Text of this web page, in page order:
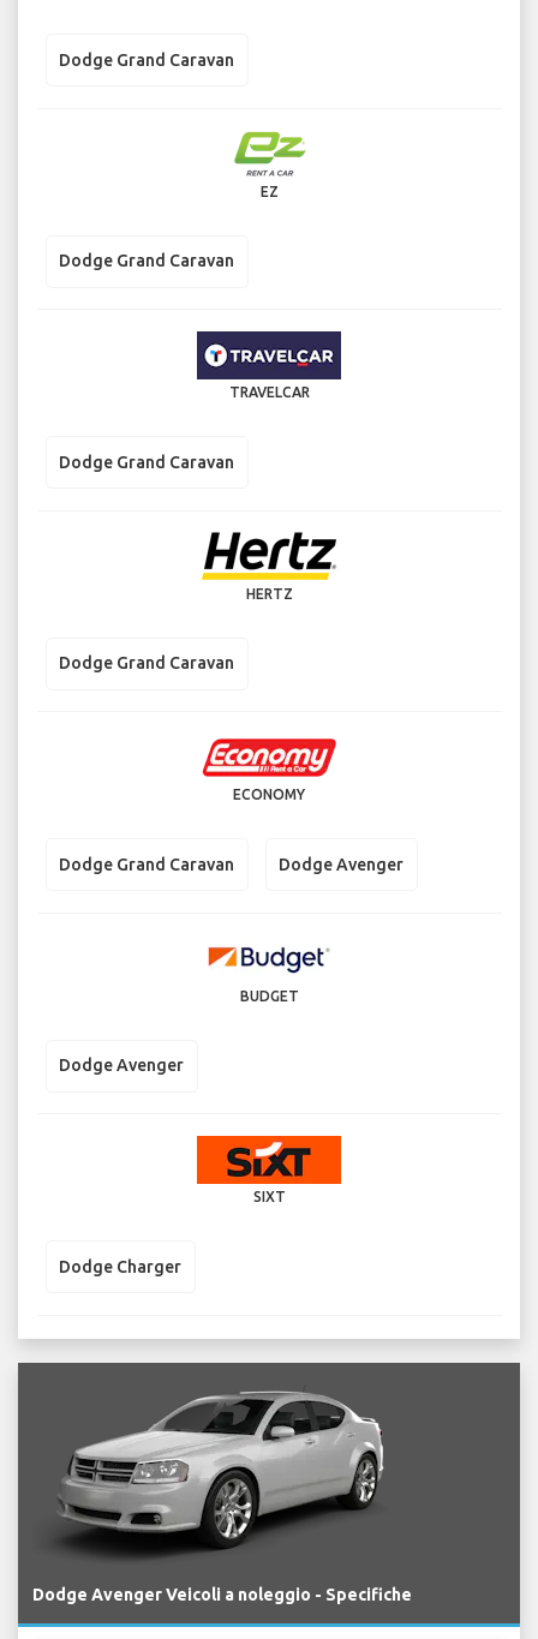
Dodge Grand Caravan
EZ
Dodge Grand Caravan
TRAVELCAR
Dodge Grand Caravan
HERTZ
Dodge Grand Caravan
ECONOMY
Dodge Grand Caravan Dodge Avenger
BUDGET
Dodge Avenger
SIXT
Dodge Charger
Dodge Avenger Veicoli a noleggio - Specifiche